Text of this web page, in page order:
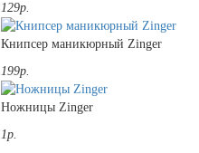
129р.
Книпсер маникюрный Zinger
199р.
Ножницы Zinger
1р.